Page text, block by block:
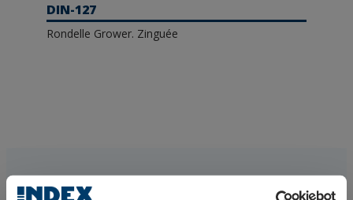
DIN-127
Rondelle Grower. Zinguée
Demandez plus